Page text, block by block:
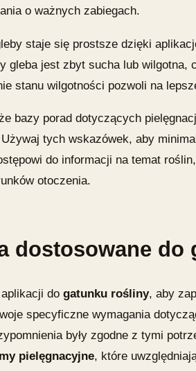
o ważnych zabiegach.
staje się prostsze dzięki
gleba jest zbyt sucha lub wilgotna,
stanu wilgotności pozwoli na
bazy porad dotyczących
tych wskazówek, aby
do informacji na temat
otoczenia.
dostosowane do
do gatunku rośliny, aby
specyficzne wymagania
były zgodne z tymi
pielęgnacyjne, które